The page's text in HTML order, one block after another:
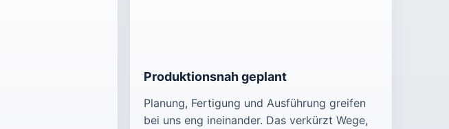
Produktionsnah geplant
Planung, Fertigung und Ausführung greifen
bei uns eng ineinander. Das verkürzt Wege,